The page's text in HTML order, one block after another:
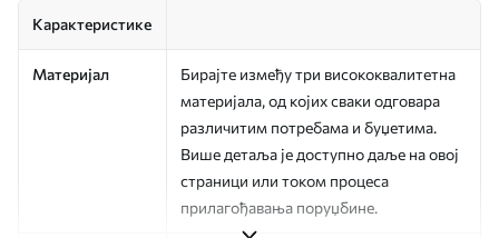
Карактеристике
Материјал
Бирајте између три висококвалитетна
материјала, од којих сваки одговара
различитим потребама и буџетима.
Више детаља је доступно даље на овој
страници или током процеса
прилагођавања поруџбине.